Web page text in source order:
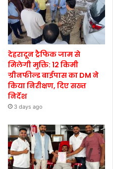
देहरादून ट्रैफिक जाम से
मिलेगी मुक्ति: 12 किमी
ग्रीनफील्ड बाईपास का DM ने
किया निरीक्षण, दिए सख्त
निर्देश
3 days ago